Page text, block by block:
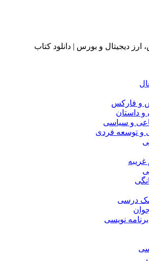
ارز دیجیتال و بورس | دانلود کتاب
و فارکس
و داستان
و سیاسی
و توسعه فردی
درسی
نویسی